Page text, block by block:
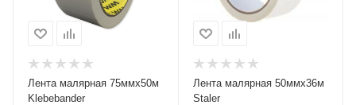
Лента малярная 75ммх50м
Klebebander
Лента малярная 50ммх36м
Staler